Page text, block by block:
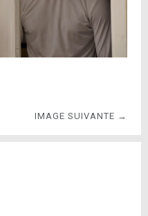
IMAGE SUIVANTE →